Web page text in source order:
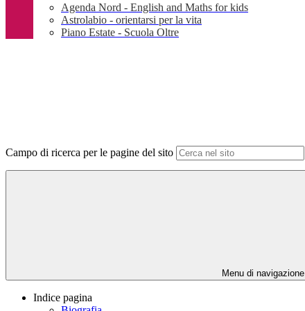
Agenda Nord - English and Maths for kids
Astrolabio - orientarsi per la vita
Piano Estate - Scuola Oltre
Campo di ricerca per le pagine del sito
Menu di navigazione
Indice pagina